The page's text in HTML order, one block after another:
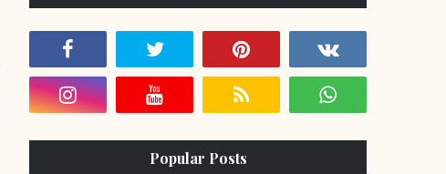
Popular Posts